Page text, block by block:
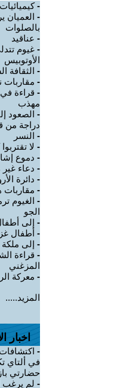
-كيميائيات
- العميان
بالصلوات
- عناقيد
- غيوم
الأوتوبيس
- الثقافة
- مقاربات
- قراءة
مهذب
- الصعود
دراجة
- النسر
- لا
- دموع
- دعاء
- دائرة
- مقاربات
- الغيوم
الجو
- إلى
- أطفال
- إلى ملكة
- قراءة
المزغني
- معركة
المزيد.....
اخبار
-
في ألتاي
حضارتي
- لم يرغب